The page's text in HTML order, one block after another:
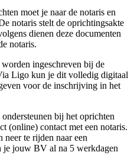
moet je naar de notaris en
notaris stelt de oprichtingsakte
dienen deze documenten
notaris.
ingeschreven bij de
Ligo kun je dit volledig digitaal
voor de inschrijving in het
bij het oprichten
(online) contact met een notaris.
neer te rijden naar een
je jouw BV al na 5 werkdagen